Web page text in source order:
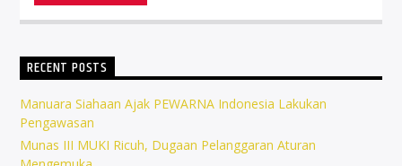
RECENT POSTS
Manuara Siahaan Ajak PEWARNA Indonesia Lakukan
Pengawasan
Munas III MUKI Ricuh, Dugaan Pelanggaran Aturan